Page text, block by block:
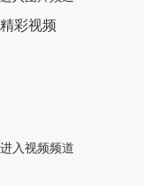
精彩视频
进入视频频道